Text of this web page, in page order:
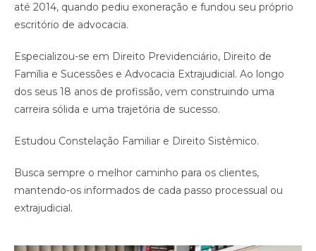
até 2014, quando pediu exoneração e fundou seu próprio
escritório de advocacia.
Especializou-se em Direito Previdenciário, Direito de
Família e Sucessões e Advocacia Extrajudicial. Ao longo
dos seus 18 anos de profissão, vem construindo uma
carreira sólida e uma trajetória de sucesso.
Estudou Constelação Familiar e Direito Sistêmico.
Busca sempre o melhor caminho para os clientes,
mantendo-os informados de cada passo processual ou
extrajudicial.